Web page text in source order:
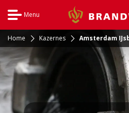
Menu
Home Kazernes Amsterdam